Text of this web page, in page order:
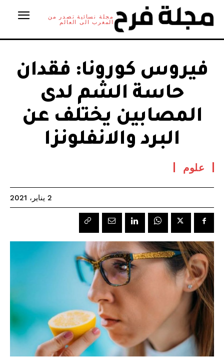
مجلة نسائية تصدر من
المغرب الى العالم
فيروس كورونا: فقدان
حاسة الشم لدى
المصابين يختلف عن
البرد والانفلونزا
علوم
2 يناير، 2021